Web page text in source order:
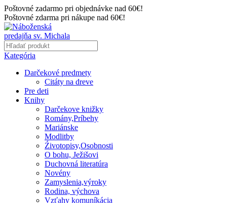
Poštovné zadarmo pri objednávke nad 60€!
Poštovné zdarma pri nákupe nad 60€!
Kategória
Darčekové predmety
Citáty na dreve
Pre deti
Knihy
Darčekove knižky
Romány,Príbehy
Mariánske
Modlitby
Źivotopisy,Osobnosti
O bohu, Ježišovi
Duchovná literatúra
Novény
Zamyslenia,výroky
Rodina, výchova
Vzťahy komuníkácia